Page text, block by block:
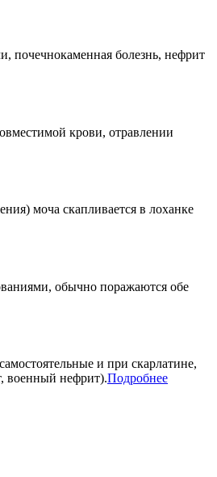
почечнокаменная болезнь, нефрит
крови, отравлении
моча скапливается в лоханке
обычно поражаются обе
и при скарлатине,
военный нефрит).Подробнее